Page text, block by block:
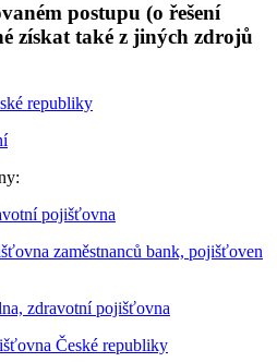
postupu (o řešení
získat také z jiných zdrojů
republiky
pojišťovna
zaměstnanců bank, pojišťoven
zdravotní pojišťovna
České republiky